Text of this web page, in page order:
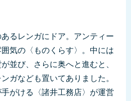
るレンガにドア。アンティー
気の〈ものくらす〉。中には
並び、さらに奥へと進むと、
ガなども置いてありました。
がける〈諸井工務店〉が運営